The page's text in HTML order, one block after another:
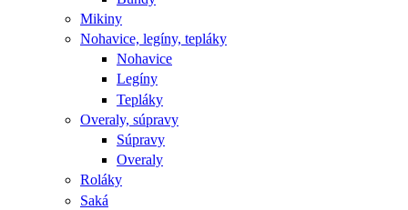
Mikiny
Nohavice, legíny, tepláky
Nohavice
Legíny
Tepláky
Overaly, súpravy
Súpravy
Overaly
Roláky
Saká